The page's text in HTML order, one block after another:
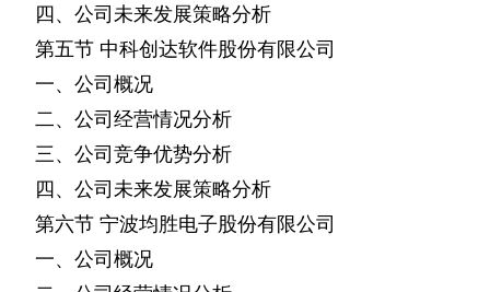
四、公司未来发展策略分析
第五节 中科创达软件股份有限公司
一、公司概况
二、公司经营情况分析
三、公司竞争优势分析
四、公司未来发展策略分析
第六节 宁波均胜电子股份有限公司
一、公司概况